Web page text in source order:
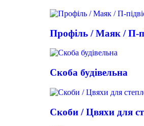
Профіль / Маяк / П-
Скоба будівельна
Скоби / Цвяхи для